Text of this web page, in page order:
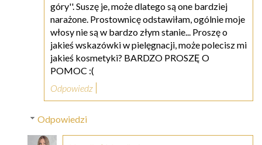
góry''. Suszę je, może dlatego są one bardziej
narażone. Prostownicę odstawiłam, ogólnie moje
włosy nie są w bardzo złym stanie... Proszę o
jakieś wskazówki w pielęgnacji, może polecisz mi
jakieś kosmetyki? BARDZO PROSZĘ O
POMOC :(
Odpowiedz
Odpowiedzi